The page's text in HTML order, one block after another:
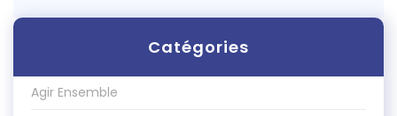
Catégories
Agir Ensemble